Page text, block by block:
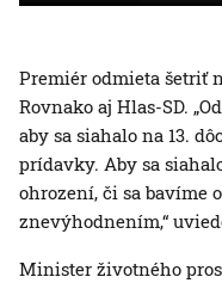
Premiér odmieta šetriť
Rovnako aj Hlas-SD.
aby sa siahalo na 13.
prídavky. Aby sa
ohrození, či sa bavíme
znevýhodnením,“
Minister životného